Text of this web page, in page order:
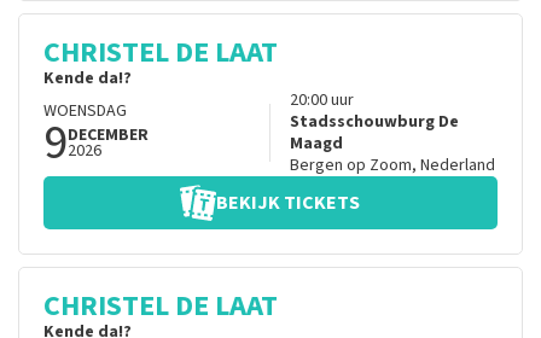
CHRISTEL DE LAAT
Kende da!?
WOENSDAG
9DECEMBER
2026
20:00uur
Stadsschouwburg De
Maagd
Bergen op Zoom, Nederland
BEKIJK TICKETS
CHRISTEL DE LAAT
Kende da!?